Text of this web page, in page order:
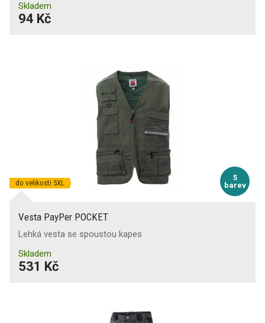
Skladem
94 Kč
5
barev
do velikosti 5XL
Vesta PayPer POCKET
Lehká vesta se spoustou kapes
Skladem
531 Kč